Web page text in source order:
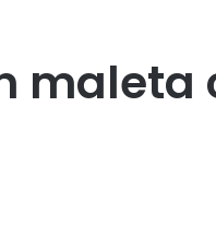
maleta